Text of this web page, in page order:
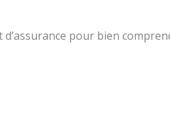
pour bien